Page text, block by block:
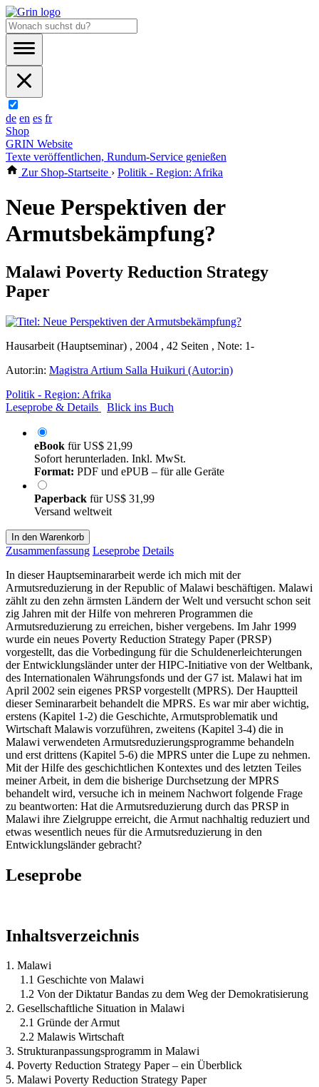
de en es fr
Shop
GRIN Website
Texte veröffentlichen, Rundum-Service genießen
Zur Shop-Startseite › Politik - Region: Afrika
Neue Perspektiven der
Armutsbekämpfung?
Malawi Poverty Reduction Strategy
Paper
Hausarbeit (Hauptseminar) , 2004 , 42 Seiten , Note: 1-
Autor:in: Magistra Artium Salla Huikuri (Autor:in)
Politik - Region: Afrika
Leseprobe & Details
Blick ins Buch
eBook fürUS$ 21,99
Sofort herunterladen. Inkl. MwSt.
Format: PDF und ePUB – für alle Geräte
Paperback fürUS$ 31,99
Versand weltweit
In den Warenkorb
Zusammenfassung Leseprobe Details
In dieser Hauptseminararbeit werde ich mich mit der
Armutsreduzierung in der Republic of Malawi beschäftigen. Malawi
zählt zu den zehn ärmsten Ländern der Welt und versucht schon seit
zig Jahren mit der Hilfe von mehreren Programmen die
Armutsreduzierung zu erreichen, bisher vergebens. Im Jahr 1999
wurde ein neues Poverty Reduction Strategy Paper (PRSP)
vorgestellt, das die Vorbedingung für die Schuldenerleichterungen
der Entwicklungsländer unter der HIPC-Initiative von der Weltbank,
des Internationalen Währungsfonds und der G7 ist. Malawi hat im
April 2002 sein eigenes PRSP vorgestellt (MPRS). Der Hauptteil
dieser Seminararbeit behandelt die MPRS. Es war mir aber wichtig,
erstens (Kapitel 1-2) die Geschichte, Armutsproblematik und
Wirtschaft Malawis vorzuführen, zweitens (Kapitel 3-4) die in
Malawi verwendeten Armutsreduzierungsprogramme behandeln
und erst drittens (Kapitel 5-6) die MPRS unter die Lupe zu nehmen.
Mit der Hilfe des geschichtlichen Kontextes und des letzten Teiles
meiner Arbeit, in dem die bisherige Durchsetzung der MPRS
behandelt wird, versuche ich in meinem Nachwort folgende Frage
zu beantworten: Hat die Armutsreduzierung durch das PRSP in
Malawi ihre Zielgruppe erreicht, die Armut nachhaltig reduziert und
etwas wesentlich neues für die Armutsreduzierung in den
Entwicklungsländer gebracht?
Leseprobe
Inhaltsverzeichnis
1. Malawi
1.1 Geschichte von Malawi
1.2 Von der Diktatur Bandas zu dem Weg der Demokratisierung
2. Gesellschaftliche Situation in Malawi
2.1 Gründe der Armut
2.2 Malawis Wirtschaft
3. Strukturanpassungsprogramm in Malawi
4. Poverty Reduction Strategy Paper – ein Überblick
5. Malawi Poverty Reduction Strategy Paper